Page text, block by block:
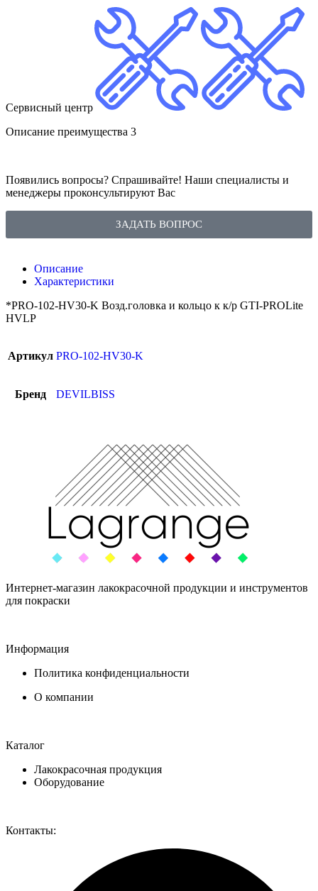
Сервисный центр
Описание преимущества 3
Появились вопросы? Спрашивайте! Наши специалисты и
менеджеры проконсультируют Вас
ЗАДАТЬ ВОПРОС
Описание
Характеристики
*PRO-102-HV30-K Возд.головка и кольцо к к/р GTI-PROLite
HVLP
Артикул PRO-102-HV30-K
Бренд DEVILBISS
Интернет-магазин лакокрасочной продукции и инструментов
для покраски
Информация
Политика конфиденциальности
О компании
Каталог
Лакокрасочная продукция
Оборудование
Контакты: